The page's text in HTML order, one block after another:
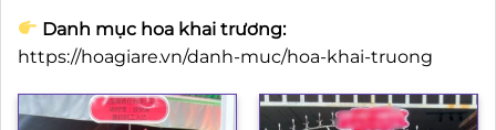
Danh mục hoa khai trương:
https://hoagiare.vn/danh-muc/hoa-khai-truong